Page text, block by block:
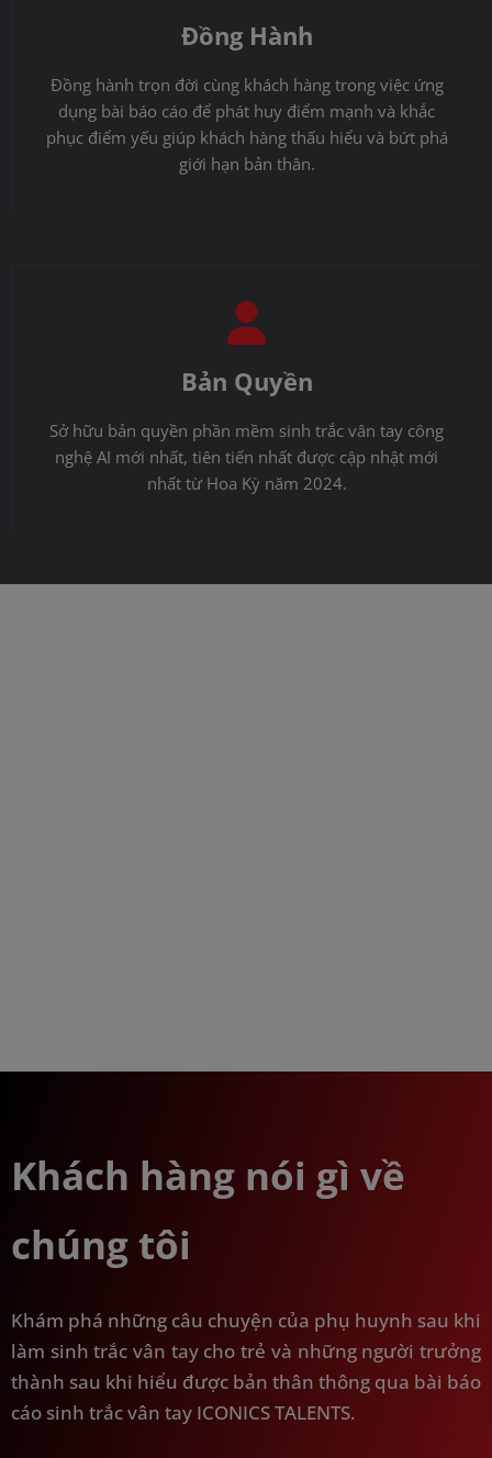
Đồng Hành
Đồng hành trọn đời cùng khách hàng trong việc ứng
dụng bài báo cáo để phát huy điểm mạnh và khắc
phục điểm yếu giúp khách hàng thấu hiểu và bứt phá
giới hạn bản thân.
Bản Quyền
Sở hữu bản quyền phần mềm sinh trắc vân tay công
nghệ AI mới nhất, tiên tiến nhất được cập nhật mới
nhất từ Hoa Kỳ năm 2024.
Khách hàng nói gì về
chúng tôi
Khám phá những câu chuyện của phụ huynh sau khi
làm sinh trắc vân tay cho trẻ và những người trưởng
thành sau khi hiểu được bản thân thông qua bài báo
cáo sinh trắc vân tay ICONICS TALENTS.